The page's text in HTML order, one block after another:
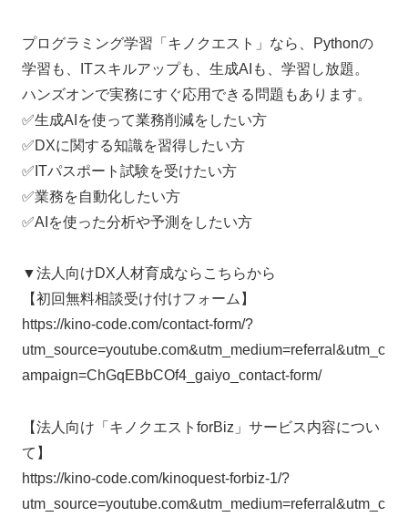
プログラミング学習「キノクエスト」なら、Pythonの
学習も、ITスキルアップも、生成AIも、学習し放題。
ハンズオンで実務にすぐ応用できる問題もあります。
✅生成AIを使って業務削減をしたい方
✅DXに関する知識を習得したい方
✅ITパスポート試験を受けたい方
✅業務を自動化したい方
✅AIを使った分析や予測をしたい方
▼法人向けDX人材育成ならこちらから
【初回無料相談受け付けフォーム】
https://kino-code.com/contact-form/?
utm_source=youtube.com&utm_medium=referral&utm_c
ampaign=ChGqEBbCOf4_gaiyo_contact-form/
【法人向け「キノクエストforBiz」サービス内容につい
て】
https://kino-code.com/kinoquest-forbiz-1/?
utm_source=youtube.com&utm_medium=referral&utm_c